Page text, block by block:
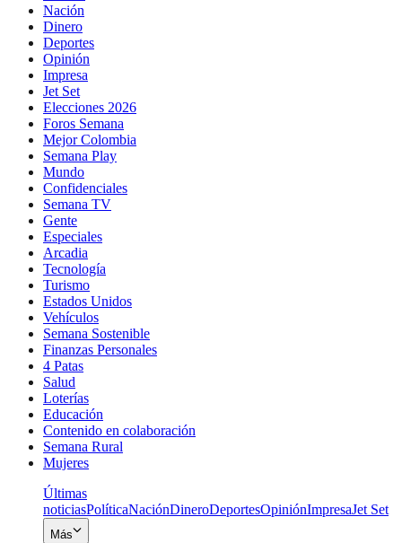
Nación
Dinero
Deportes
Opinión
Impresa
Jet Set
Elecciones 2026
Foros Semana
Mejor Colombia
Semana Play
Mundo
Confidenciales
Semana TV
Gente
Especiales
Arcadia
Tecnología
Turismo
Estados Unidos
Vehículos
Semana Sostenible
Finanzas Personales
4 Patas
Salud
Loterías
Educación
Contenido en colaboración
Semana Rural
Mujeres
Últimas
noticiasPolíticaNaciónDineroDeportesOpiniónImpresaJet Set
Más